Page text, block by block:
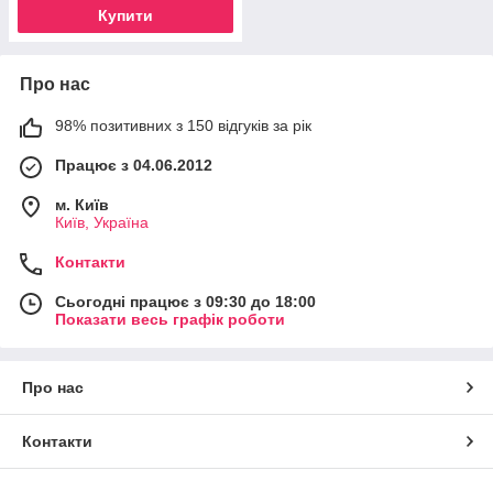
Купити
Про нас
98% позитивних з 150 відгуків за рік
Працює з 04.06.2012
м. Київ
Київ, Україна
Контакти
Сьогодні працює з 09:30 до 18:00
Показати весь графік роботи
Про нас
Контакти